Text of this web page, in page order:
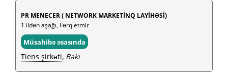
PR MENECER ( NETWORK MARKETİNQ LAYİHƏSİ)
1 ildən aşağı, Fərq etmir
Müsahibə əsasında
Tiens şirkəti, Bakı